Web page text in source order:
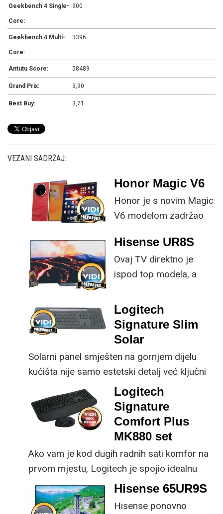
Geekbench 4 Single-
Core:
900
Geekbench 4 Multi-
Core:
3396
Antutu Score: 58489
Grand Prix: 3,90
Best Buy: 3,71
VEZANI SADRŽAJ:
Honor Magic V6
Honor je s novim Magic
V6 modelom zadržao
specifikacije, no
istovremeno
implementirao
ključne svakom
korisniku.
Hisense UR8S
Ovaj TV direktno je
ispod top modela, a
male ustupke možete
osjetno uštedjeti pri
kupnji.
Logitech
Signature Slim
Solar
Solarni panel smješten na gornjem dijelu
kućišta nije samo estetski detalj već ključni
dio koncepta ovog proizvoda, jer koristi
energiju prirodnog ili umjetnog svjetla za
rad.
Logitech
Signature
Comfort Plus
MK880 set
Ako vam je kod dugih radnih sati komfor na
prvom mjestu, Logitech je spojio idealnu
kombinaciju tipkovnice i miša s naprednim
funkcijama.
Hisense 65UR9S
Hisense ponovno